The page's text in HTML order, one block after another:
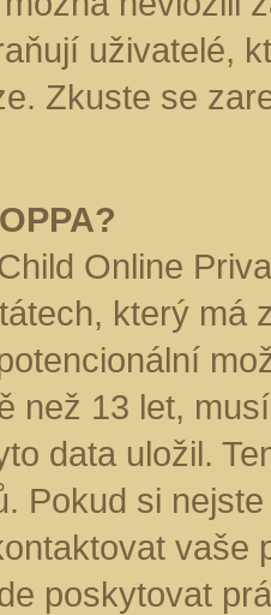
uživatelé,
Zkuste se
Online
který má
než 13 let,
data uložil.
Pokud si
vaše
poskytovat